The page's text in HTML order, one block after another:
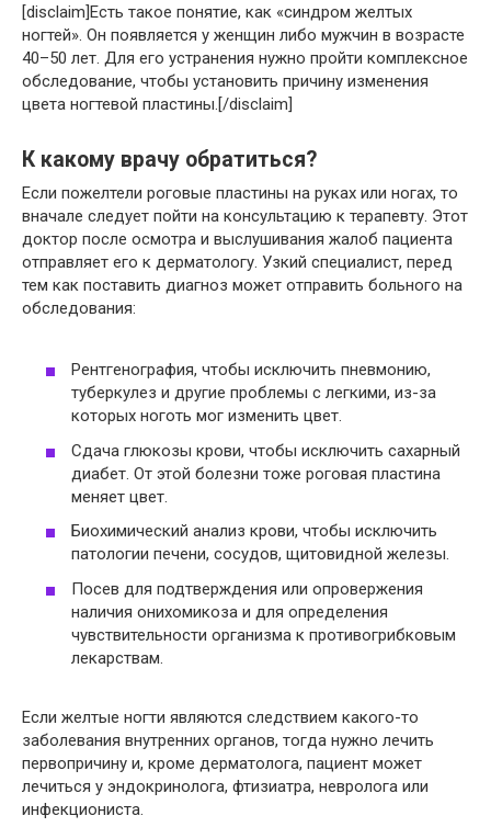
[disclaim]Есть такое понятие, как «синдром желтых
ногтей». Он появляется у женщин либо мужчин в возрасте
40–50 лет. Для его устранения нужно пройти комплексное
обследование, чтобы установить причину изменения
цвета ногтевой пластины.[/disclaim]
К какому врачу обратиться?
Если пожелтели роговые пластины на руках или ногах, то
вначале следует пойти на консультацию к терапевту. Этот
доктор после осмотра и выслушивания жалоб пациента
отправляет его к дерматологу. Узкий специалист, перед
тем как поставить диагноз может отправить больного на
обследования:
Рентгенография, чтобы исключить пневмонию,
туберкулез и другие проблемы с легкими, из-за
которых ноготь мог изменить цвет.
Сдача глюкозы крови, чтобы исключить сахарный
диабет. От этой болезни тоже роговая пластина
меняет цвет.
Биохимический анализ крови, чтобы исключить
патологии печени, сосудов, щитовидной железы.
Посев для подтверждения или опровержения
наличия онихомикоза и для определения
чувствительности организма к противогрибковым
лекарствам.
Если желтые ногти являются следствием какого-то
заболевания внутренних органов, тогда нужно лечить
первопричину и, кроме дерматолога, пациент может
лечиться у эндокринолога, фтизиатра, невролога или
инфекциониста.